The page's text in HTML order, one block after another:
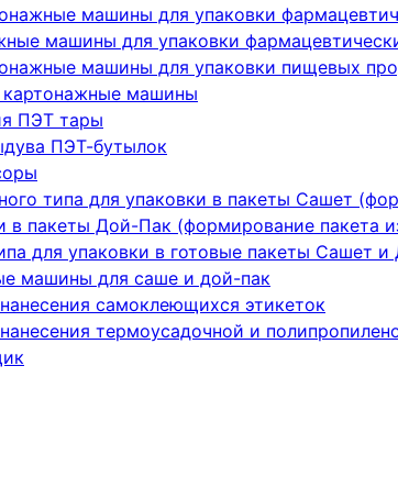
машины для упаковки
машины для упаковки
машины для упаковки пищевых
картонажные машины
ПЭТ тары
ПЭТ-бутылок
типа для упаковки в пакеты Сашет
пакеты Дой-Пак (формирование пакета
для упаковки в готовые пакеты Сашет
машины для саше и дой-пак
самоклеющихся этикеток
термоусадочной и